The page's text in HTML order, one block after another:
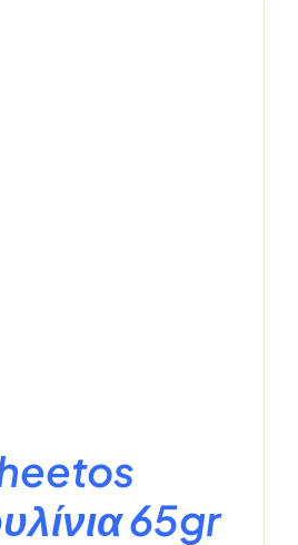
65gr